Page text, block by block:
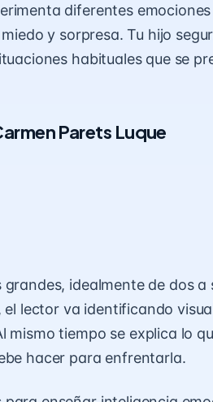
diferentes
y sorpresa. Tu hijo
habituales que se
Parets Luque
idealmente de dos a
lector va identificando
mismo tiempo se explica lo
hacer para enfrentarla.